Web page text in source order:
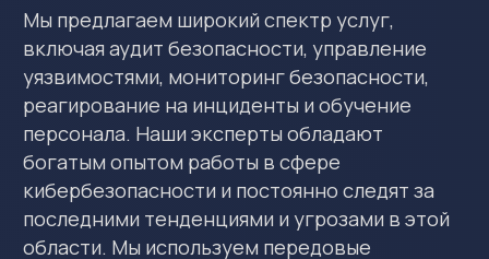
NOVA Cybersecurity — надежный
партнер в поиске и реализации
эффективного решения для защиты
бизнеса от киберугроз.
обеспечить непрерывность бизнеса.